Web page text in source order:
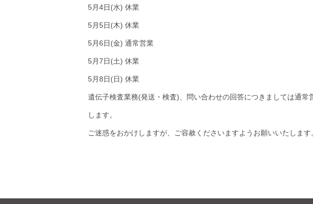
5月4日(水) 休業
5月5日(木) 休業
5月6日(金) 通常営業
5月7日(土) 休業
5月8日(日) 休業
遺伝子検査業務(発送・検査)、問い合わせの回答につきましては通常
します。
ご迷惑をおかけしますが、ご容赦くださいますようお願いいたします